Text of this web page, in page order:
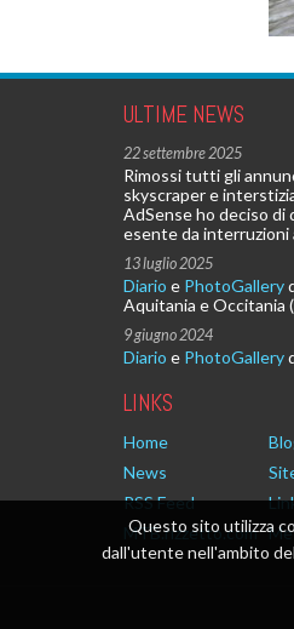
ULTIME NEWS
22 settembre 2025
Rimossi tutti gli
skyscraper e
AdSense ho deciso di
esente da interruzioni
13 luglio 2025
Diario e PhotoGallery
Aquitania e Occitania
9 giugno 2024
Diario e PhotoGallery
LINKS
Home
News
RSS Feed
MTB.rizzetto.com
Questo sito utilizza
dall'utente nell'ambito